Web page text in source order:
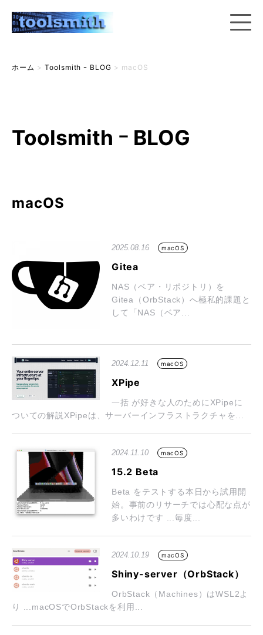
ホーム > Toolsmith ｰ BLOG > macOS
Toolsmith ｰ BLOG
macOS
2025.08.16 macOS
Gitea
NAS（ベア・リポジトリ）を
Gitea（OrbStack）へ極私的課題と
して「NAS（ベア...
2024.12.11 macOS
XPipe
一括 が好きな人のためにXPipeに
ついての解説XPipeは、サーバーインフラストラクチャを...
2024.11.10 macOS
15.2 Beta
Beta をテストする本日から試用開
始。事前のリサーチでは心配な点が
多いわけです ...毎度...
2024.10.19 macOS
Shiny-server（OrbStack）
OrbStack（Machines）はWSL2よ
り ...macOSでOrbStackを利用...